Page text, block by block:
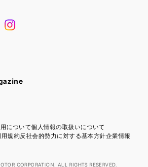
YouTube
について個人情報の取扱いについて
規約反社会的勢力に対する基本方針企業情報
CORPORATION. ALL RIGHTS RESERVED.